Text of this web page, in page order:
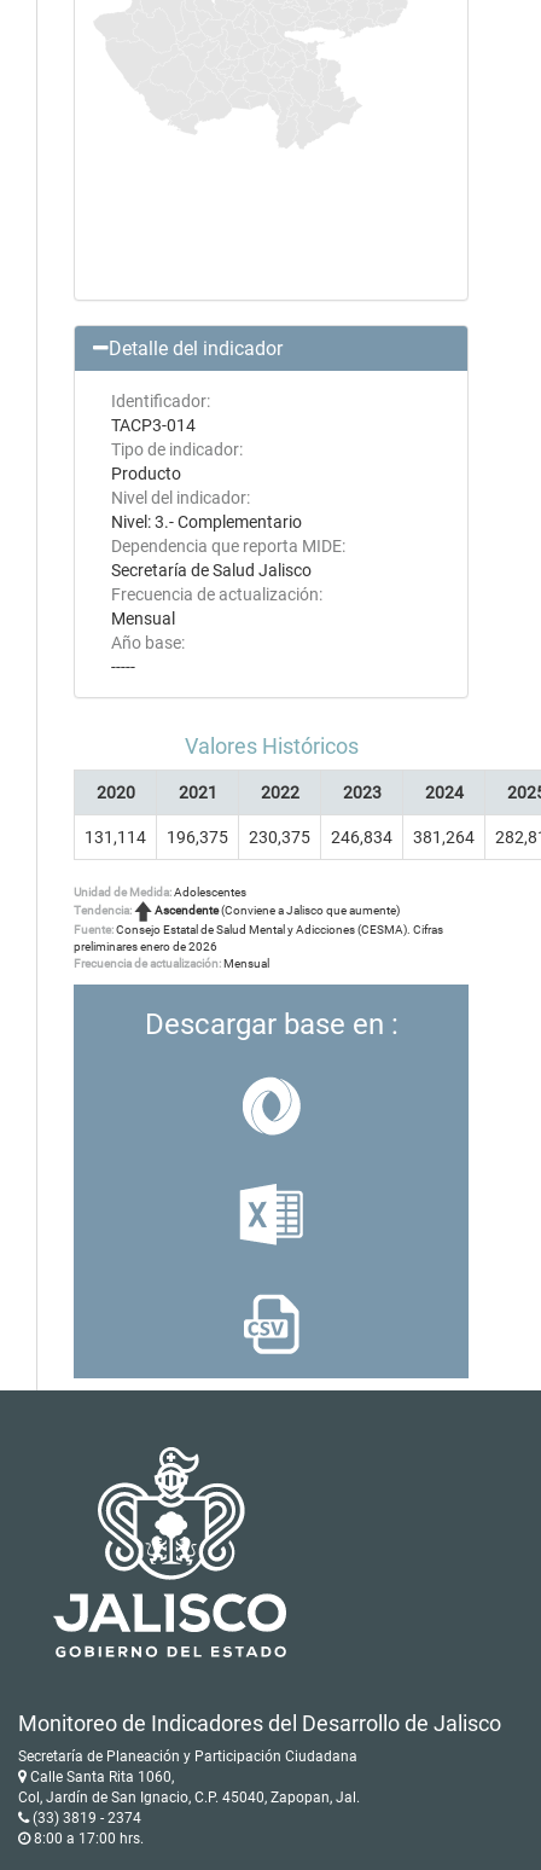
Detalle del indicador
Identificador:
TACP3-014
Tipo de indicador:
Producto
Nivel del indicador:
Nivel: 3.- Complementario
Dependencia que reporta MIDE:
Secretaría de Salud Jalisco
Frecuencia de actualización:
Mensual
Año base:
-----
Valores Históricos
2020 2021 2022 2023 2024
131,114 196,375 230,375 246,834 381,264
Unidad de Medida:Adolescentes
Tendencia:
Ascendente(Conviene a Jalisco que aumente)
Fuente:Consejo Estatal de Salud Mental y Adicciones (CESMA). Cifras
preliminares enero de 2026
Frecuencia de actualización:Mensual
Descargar base en :
Monitoreo de Indicadores del Desarrollo de Jalisco
Secretaría de Planeación y Participación Ciudadana
Calle Santa Rita 1060,
Col, Jardín de San Ignacio, C.P. 45040, Zapopan, Jal.
(33) 3819 - 2374
8:00 a 17:00 hrs.